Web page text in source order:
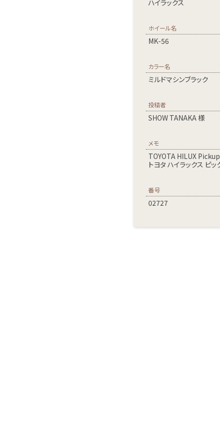
ハイラックス
ホイール名
MK-56
カラー名
ミルドマシンブラック
投稿者
SHOW TANAKA 様
メモ
TOYOTA HILUX
トヨタ ハイラックス ピッ
番号
02727